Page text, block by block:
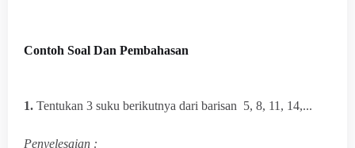
Contoh Soal Dan Pembahasan
1. Tentukan 3 suku berikutnya dari barisan 5, 8, 11, 14,...
Penyelesaian :